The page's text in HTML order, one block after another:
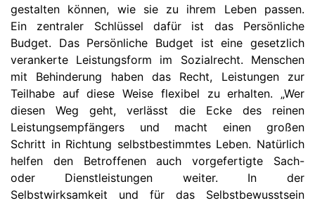
gestalten können, wie sie zu ihrem Leben passen.
Ein zentraler Schlüssel dafür ist das Persönliche
Budget. Das Persönliche Budget ist eine gesetzlich
verankerte Leistungsform im Sozialrecht. Menschen
mit Behinderung haben das Recht, Leistungen zur
Teilhabe auf diese Weise flexibel zu erhalten. „Wer
diesen Weg geht, verlässt die Ecke des reinen
Leistungsempfängers und macht einen großen
Schritt in Richtung selbstbestimmtes Leben. Natürlich
helfen den Betroffenen auch vorgefertigte Sach-
oder Dienstleistungen weiter. In der
Selbstwirksamkeit und für das Selbstbewusstsein